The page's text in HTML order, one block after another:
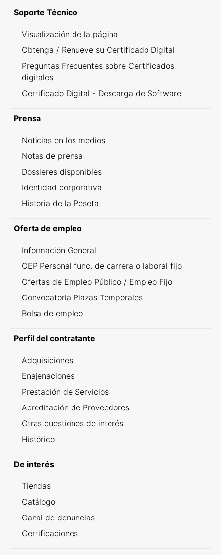
Soporte Técnico
Visualización de la página
Obtenga / Renueve su Certificado Digital
Preguntas Frecuentes sobre Certificados
digitales
Certificado Digital - Descarga de Software
Prensa
Noticias en los medios
Notas de prensa
Dossieres disponibles
Identidad corporativa
Historia de la Peseta
Oferta de empleo
Información General
OEP Personal func. de carrera o laboral fijo
Ofertas de Empleo Público / Empleo Fijo
Convocatoria Plazas Temporales
Bolsa de empleo
Perfil del contratante
Adquisiciones
Enajenaciones
Prestación de Servicios
Acreditación de Proveedores
Otras cuestiones de interés
Histórico
De interés
Tiendas
Catálogo
Canal de denuncias
Certificaciones